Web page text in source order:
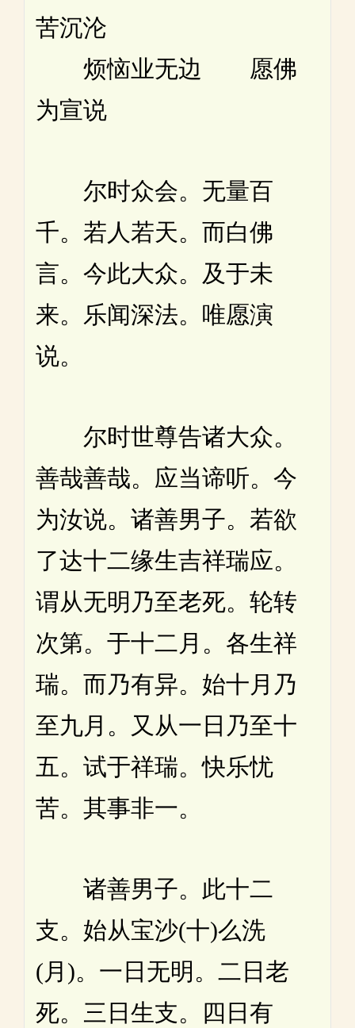
苦沉沦
烦恼业无边 愿佛
为宣说
尔时众会。无量百
千。若人若天。而白佛
言。今此大众。及于未
来。乐闻深法。唯愿演
说。
尔时世尊告诸大众。
善哉善哉。应当谛听。今
为汝说。诸善男子。若欲
了达十二缘生吉祥瑞应。
谓从无明乃至老死。轮转
次第。于十二月。各生祥
瑞。而乃有异。始十月乃
至九月。又从一日乃至十
五。试于祥瑞。快乐忧
苦。其事非一。
诸善男子。此十二
支。始从宝沙(十)么洗
(月)。一日无明。二日老
死。三日生支。四日有